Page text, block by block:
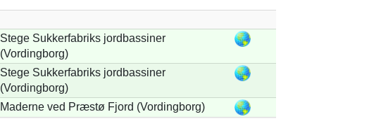
Stege Sukkerfabriks jordbassiner
(Vordingborg)
Stege Sukkerfabriks jordbassiner
(Vordingborg)
Maderne ved Præstø Fjord (Vordingborg)